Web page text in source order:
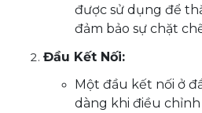
được sử dụng để
đảm bảo sự chặt
Đầu Kết Nối:
Một đầu kết nối ở
dàng khi điều